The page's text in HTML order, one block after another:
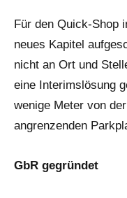
Für den Quick-Shop
neues Kapitel
nicht an Ort und
eine Interimslösung
wenige Meter von
angrenzenden
GbR gegründet